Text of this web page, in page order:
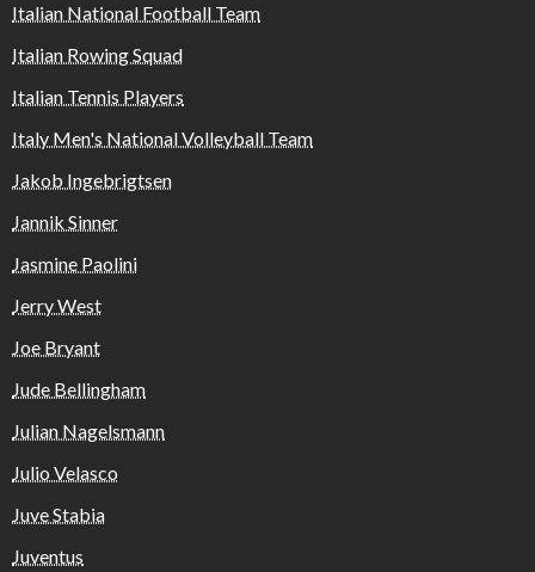
Italian National Football Team
Italian Rowing Squad
Italian Tennis Players
Italy Men's National Volleyball Team
Jakob Ingebrigtsen
Jannik Sinner
Jasmine Paolini
Jerry West
Joe Bryant
Jude Bellingham
Julian Nagelsmann
Julio Velasco
Juve Stabia
Juventus